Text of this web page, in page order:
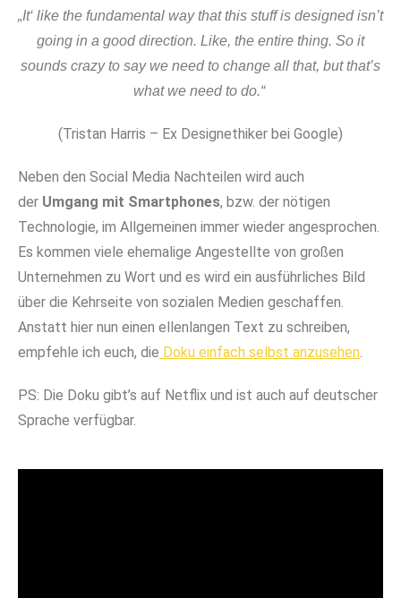
„It‘ like the fundamental way that this stuff is designed isn’t
going in a good direction. Like, the entire thing. So it
sounds crazy to say we need to change all that, but that’s
what we need to do.“
(Tristan Harris – Ex Designethiker bei Google)
Neben den Social Media Nachteilen wird auch
der Umgang mit Smartphones, bzw. der nötigen
Technologie, im Allgemeinen immer wieder angesprochen.
Es kommen viele ehemalige Angestellte von großen
Unternehmen zu Wort und es wird ein ausführliches Bild
über die Kehrseite von sozialen Medien geschaffen.
Anstatt hier nun einen ellenlangen Text zu schreiben,
empfehle ich euch, die Doku einfach selbst anzusehen.
PS: Die Doku gibt’s auf Netflix und ist auch auf deutscher
Sprache verfügbar.